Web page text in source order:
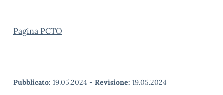
Pagina PCTO
Pubblicato: 19.05.2024 - Revisione: 19.05.2024